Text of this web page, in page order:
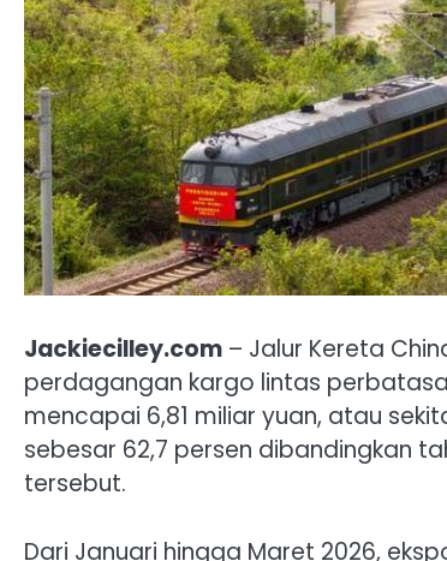
Jackiecilley.com – Jalur Kereta
perdagangan kargo lintas
mencapai 6,81 miliar yuan, atau
sebesar 62,7 persen dibandingkan
tersebut.
Dari Januari hingga Maret 2026,